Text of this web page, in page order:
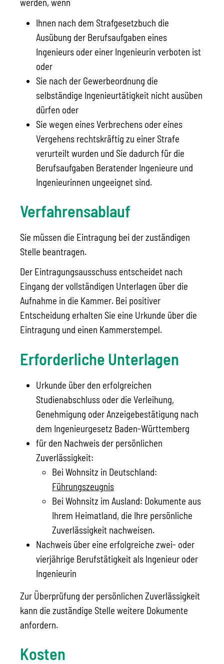
werden, wenn
Ihnen nach dem Strafgesetzbuch die
Ausübung der Berufsaufgaben eines
Ingenieurs oder einer Ingenieurin verboten ist
oder
Sie nach der Gewerbeordnung die
selbständige Ingenieurtätigkeit nicht ausüben
dürfen oder
Sie wegen eines Verbrechens oder eines
Vergehens rechtskräftig zu einer Strafe
verurteilt wurden und Sie dadurch für die
Berufsaufgaben Beratender Ingenieure und
Ingenieurinnen ungeeignet sind.
Verfahrensablauf
Sie müssen die Eintragung bei der zuständigen
Stelle beantragen.
Der Eintragungsausschuss entscheidet nach
Eingang der vollständigen Unterlagen über die
Aufnahme in die Kammer. Bei positiver
Entscheidung erhalten Sie eine Urkunde über die
Eintragung und einen Kammerstempel.
Erforderliche Unterlagen
Urkunde über den erfolgreichen
Studienabschluss oder die Verleihung,
Genehmigung oder Anzeigebestätigung nach
dem Ingenieurgesetz Baden-Württemberg
für den Nachweis der persönlichen
Zuverlässigkeit:
Bei Wohnsitz in Deutschland:
Führungszeugnis
Bei Wohnsitz im Ausland: Dokumente aus
Ihrem Heimatland, die Ihre persönliche
Zuverlässigkeit nachweisen.
Nachweis über eine erfolgreiche zwei- oder
vierjährige Berufstätigkeit als Ingenieur oder
Ingenieurin
Zur Überprüfung der persönlichen Zuverlässigkeit
kann die zuständige Stelle weitere Dokumente
anfordern.
Kosten